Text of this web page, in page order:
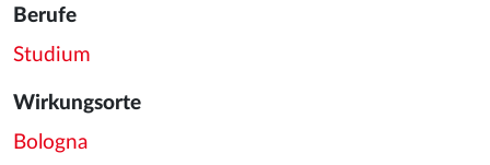
Berufe
Studium
Wirkungsorte
Bologna